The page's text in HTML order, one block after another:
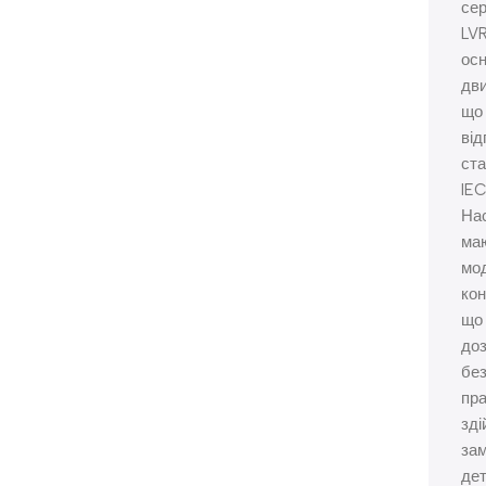
що
що
без